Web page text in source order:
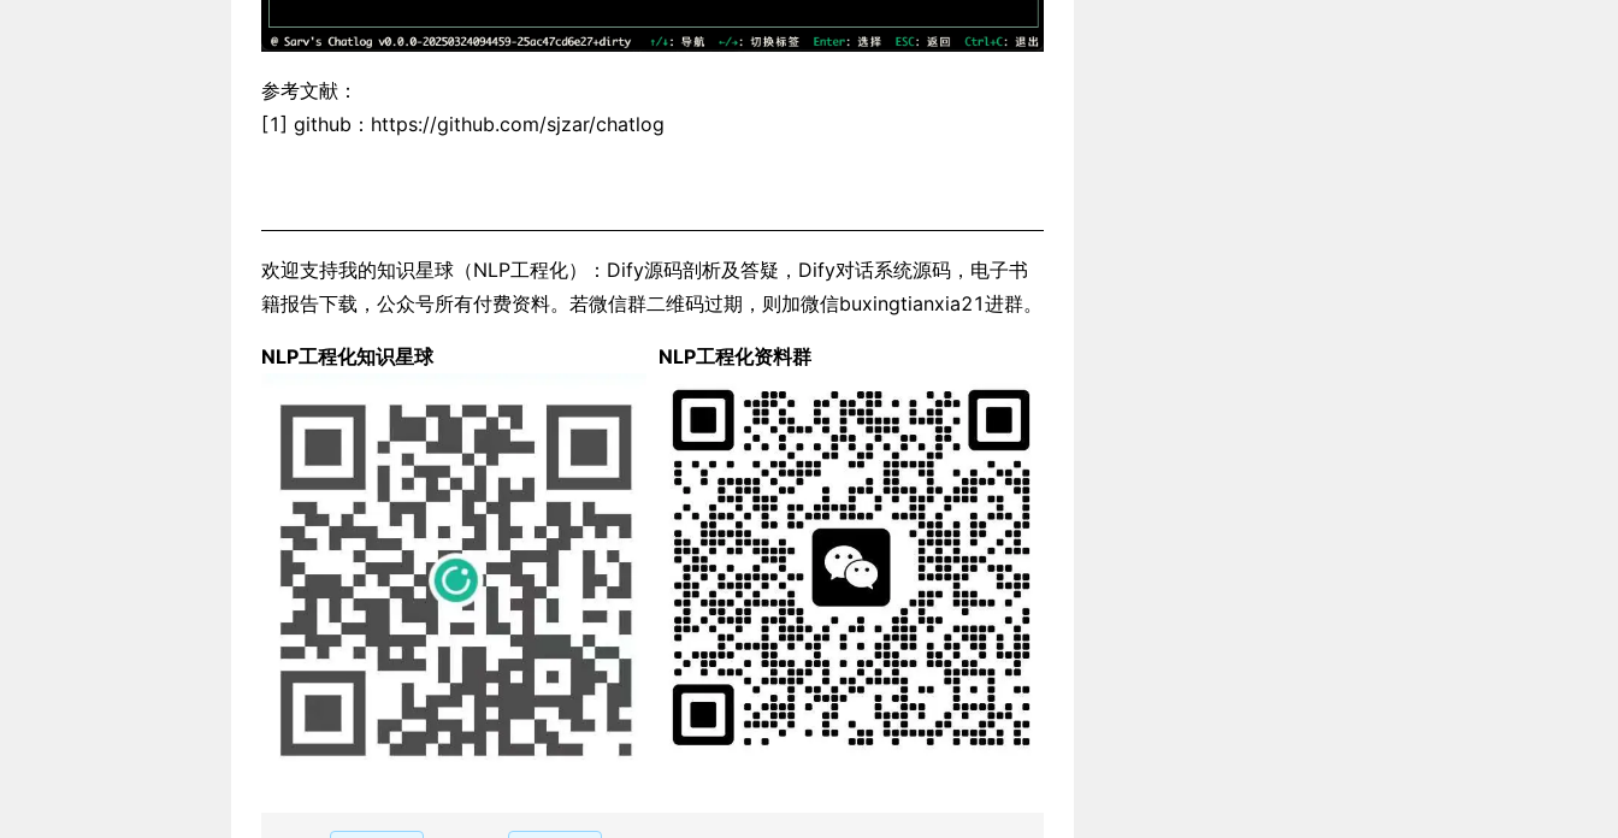
参考文献：
[1] github：https://github.com/sjzar/chatlog
欢迎支持我的知识星球（NLP工程化）：Dify源码剖析及答疑，Dify对话系统源码，电子书
籍报告下载，公众号所有付费资料。若微信群二维码过期，则加微信buxingtianxia21进群。
NLP工程化知识星球 NLP工程化资料群